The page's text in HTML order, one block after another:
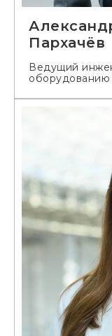
Пархачёв
Ведущий
оборудованию